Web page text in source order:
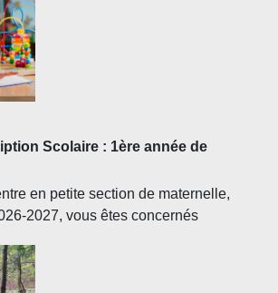
Scolaire : 1ère année de
en petite section de maternelle,
2027, vous êtes concernés